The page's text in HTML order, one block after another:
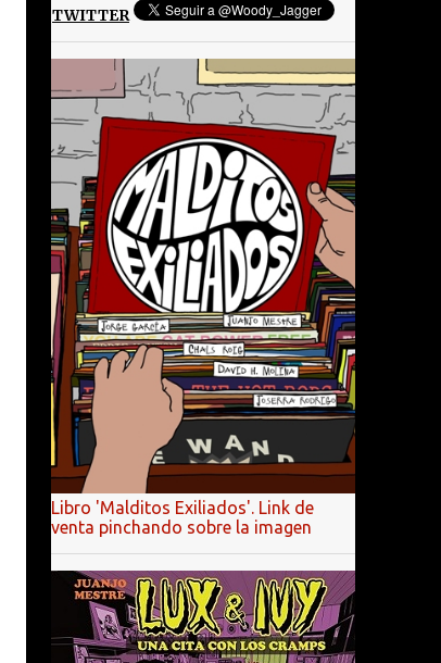
TWITTER
Libro 'Malditos Exiliados'. Link de
venta pinchando sobre la imagen